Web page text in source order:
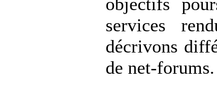
services
décrivons
de net-forums.